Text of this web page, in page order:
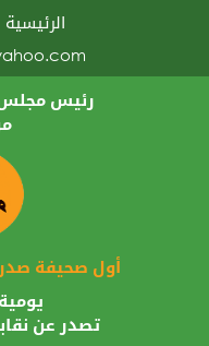
الرئيسية
رئيس مجلس
أول صحيفة صدرت
تصدر عن